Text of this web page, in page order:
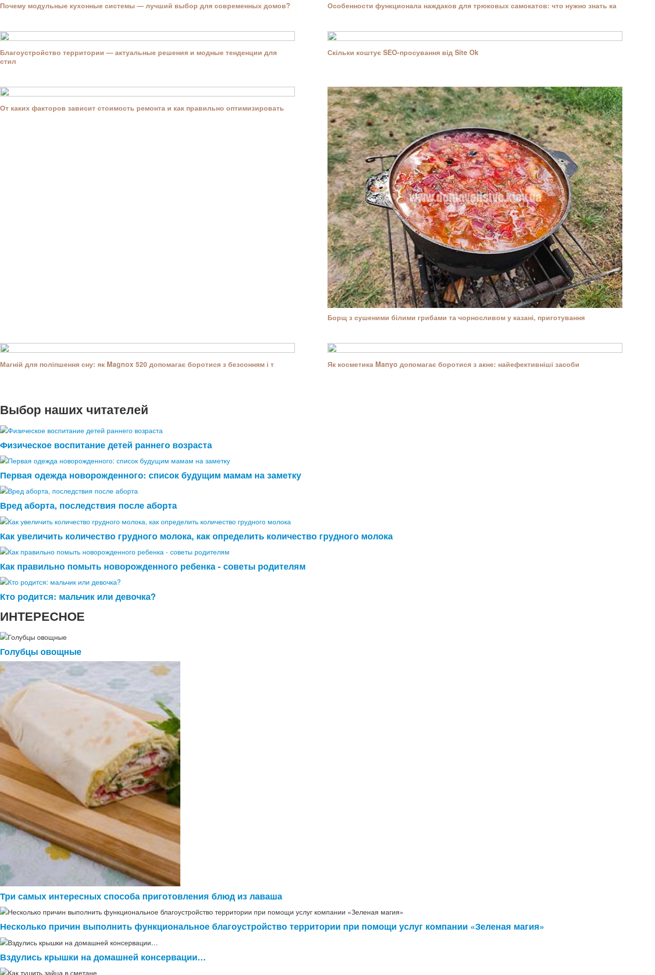
Почему модульные кухонные системы — лучший выбор для современных домов? Особенности функционала наждаков для трюковых самокатов: что нужно знать ка
Благоустройство территории — актуальные решения и модные тенденции для
стил
Скільки коштує SEO-просування від Site Ok
От каких факторов зависит стоимость ремонта и как правильно оптимизировать
Борщ з сушеними білими грибами та чорносливом у казані, приготування
Магній для поліпшення сну: як Magnox 520 допомагає боротися з безсонням і т Як косметика Manyo допомагає боротися з акне: найефективніші засоби
Выбор наших читателей
Физическое воспитание детей раннего возраста
Первая одежда новорожденного: список будущим мамам на заметку
Вред аборта, последствия после аборта
Как увеличить количество грудного молока, как определить количество грудного молока
Как правильно помыть новорожденного ребенка - советы родителям
Кто родится: мальчик или девочка?
ИНТЕРЕСНОЕ
Голубцы овощные
Три самых интересных способа приготовления блюд из лаваша
Несколько причин выполнить функциональное благоустройство территории при помощи услуг компании «Зеленая магия»
Вздулись крышки на домашней консервации…